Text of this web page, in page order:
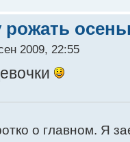
рожать
2009, 22:55
о главном. Я